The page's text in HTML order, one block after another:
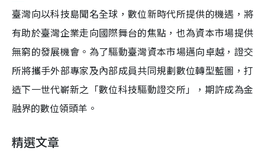
臺灣向以科技島聞名全球，數位新時代所提供的機遇，將
有助於臺灣企業走向國際舞台的焦點，也為資本市場提供
無窮的發展機會。為了驅動臺灣資本市場邁向卓越，證交
所將攜手外部專家及內部成員共同規劃數位轉型藍圖，打
造下一世代嶄新之「數位科技驅動證交所」，期許成為金
融界的數位領頭羊。
精選文章